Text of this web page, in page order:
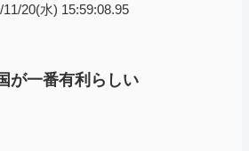
11/20(水) 15:59:08.95
が一番有利らしい